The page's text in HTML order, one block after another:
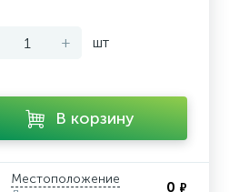
+ шт
В корзину
Местоположение
0 ₽